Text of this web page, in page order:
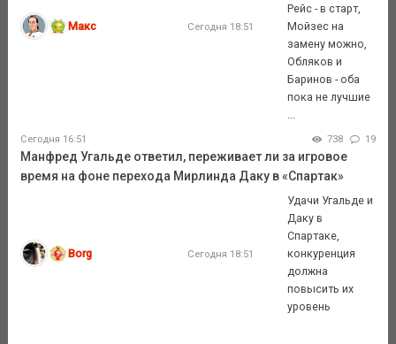
Макс Сегодня 18:51
Рейс - в старт,
Мойзес на
замену можно,
Обляков и
Баринов - оба
пока не лучшие
Сегодня 16:51 738 19
Манфред Угальде ответил, переживает ли за игровое
время на фоне перехода Мирлинда Даку в «Спартак»
Borg Сегодня 18:51
Удачи Угальде и
Даку в
Спартаке,
конкуренция
должна
повысить их
уровень